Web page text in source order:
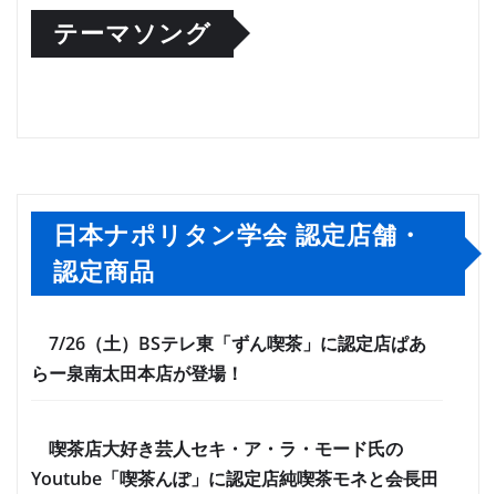
テーマソング
日本ナポリタン学会 認定店舗・
認定商品
7/26（土）BSテレ東「ずん喫茶」に認定店ぱあ
らー泉南太田本店が登場！
喫茶店大好き芸人セキ・ア・ラ・モード氏の
Youtube「喫茶んぽ」に認定店純喫茶モネと会長田